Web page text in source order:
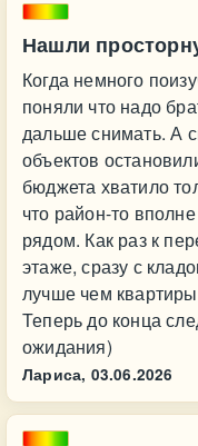
Нашли
Когда немного
поняли что надо
дальше снимать. А
объектов
бюджета хватило
что район-то
рядом. Как раз к
этаже, сразу с
лучше чем
Теперь до конца
ожидания)
Лариса, 03.06.2026